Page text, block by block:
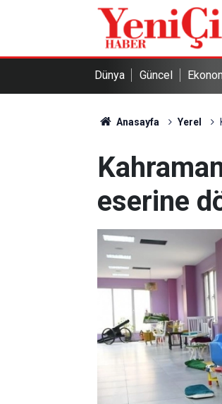
Dünya Güncel
Anasayfa Yerel
eserine